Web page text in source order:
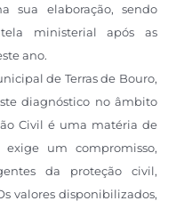
sua elaboração, sendo
ministerial após as
ano.
de Terras de Bouro,
diagnóstico no âmbito
Civil é uma matéria de
exige um compromisso,
da proteção civil,
valores disponibilizados,